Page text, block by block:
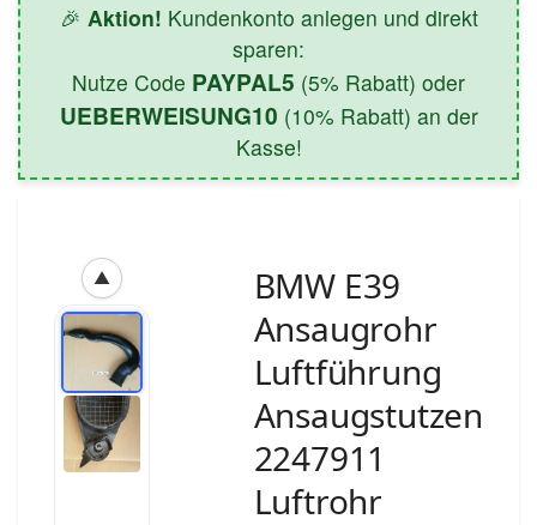
🎉 Aktion! Kundenkonto anlegen und direkt
sparen:
Nutze Code PAYPAL5 (5% Rabatt) oder
UEBERWEISUNG10 (10% Rabatt) an der
Kasse!
▲
BMW E39
Ansaugrohr
Luftführung
Ansaugstutzen
2247911
Luftrohr